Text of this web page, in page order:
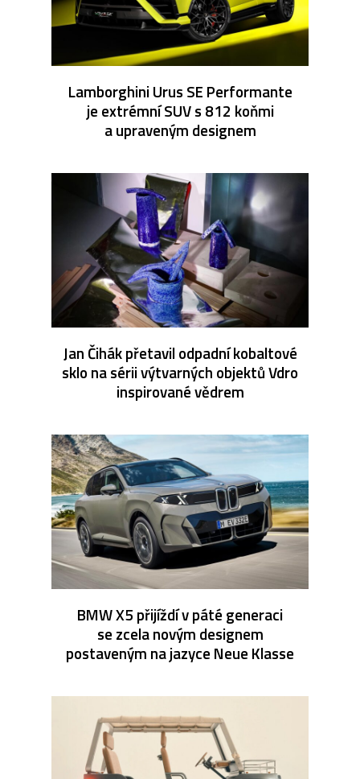
Lamborghini Urus SE Performante
je extrémní SUV s 812 koňmi
a upraveným designem
Jan Čihák přetavil odpadní kobaltové
sklo na sérii výtvarných objektů Vdro
inspirované vědrem
BMW X5 přijíždí v páté generaci
se zcela novým designem
postaveným na jazyce Neue Klasse